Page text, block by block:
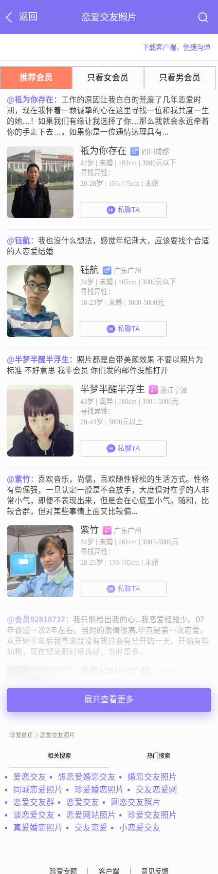
返回 恋爱交友照片
下载客户端，便捷沟通
推荐会员 只看女会员 只看男会员
@祗为你存在： 工作的原因让我白白的荒废了几年恋爱时
期，现在我怀着一颗诚挚的心在这里寻找一位和我共度一生
的她…！如果我们有缘让我选择了你…那么我就会永远牵着
你的手走下去…，如果你是一位通情达理具有...
祗为你存在
四川成都
42岁 | 未婚 | 183cm | 3000元以下
寻找异性：
20-28岁 | 155-175cm | 未婚
私聊TA
@钰航：我也没什么想法，感觉年纪渐大，应该要找个合适
的人恋爱结婚
钰航
广东广州
34岁 | 未婚 | 165cm | 3000元以下
寻找异性：
18-23岁 | 未婚 | 3000-5000元
私聊TA
@半梦半醒半浮生： 照片都是自带美颜效果 不要以照片为
标准 不好意思 我非会员 你们发的邮件没能打开
半梦半醒半浮生
浙江宁波
43岁 | 离异 | 160cm | 3001-5000元
寻找异性：
28-43岁 | 5000元以上
私聊TA
@紫竹：喜欢音乐，尚儒，喜欢随性轻松的生活方式。性格
有些倔强，一旦认定一般是不会放手，大度但对在乎的人非
常小气，即便不表现出来，但是会在心底里小气。随和，比
较合群，但对某些事情上面又比较偏...
紫竹
广东广州
34岁 | 未婚 | 161cm | 3001-5000元
寻找异性：
20-25岁 | 170-185cm | 未婚
私聊TA
@会员92818737： 我只能给出我的心...我恋爱经验少。07
年谈过一次2年左右。当时的激情很高.毕竟是第一次恋爱。
从开始半年后我重来就没有想过会有分开的一天。开始有些
幼稚，现在想来那时候真好，当时是多...
24-29岁 | 158-168cm | 未婚
@Wang鸢：大学里谈过恋爱，不到一年就分了。在这段时
间里我学会了很多，怎么恋爱，怎么对待自己喜欢的人或者
是喜欢自己的人。忘了是谁说的，爱是包容，爱是忍耐，如
果你信任我，我绝不会让你失望。
Wang鸢
湖北武汉
36岁 | 未婚 | 172cm | 3000元以下
寻找异性：
私聊TA
展开查看更多
珍爱首页 恋爱交友照片
相关搜索 热门搜索
爱恋交友 想恋爱婚恋交友
婚恋交友照片
同城恋爱照片
珍爱婚恋照片
交友恋爱网
恋爱交友群
恋爱交友
网恋交友照片
谈恋爱交友
恋爱网站照片
珍爱交友照片
真爱婚恋照片
交友恋爱 小恋爱交友
珍爱专题 客户端 意见反馈